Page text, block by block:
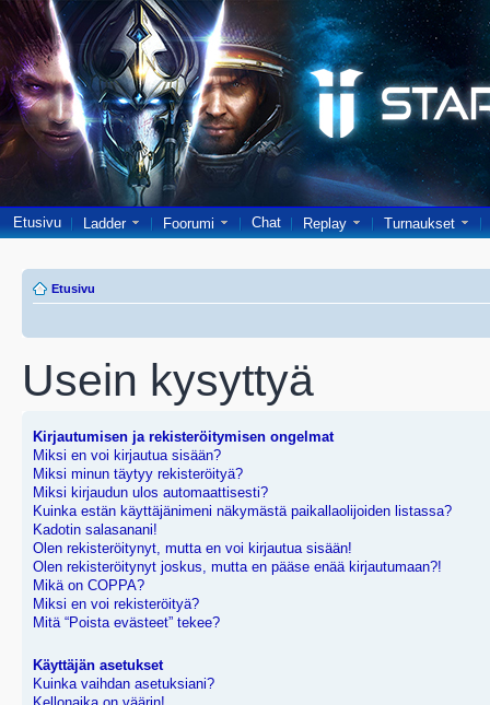
Etusivu Ladder Foorumi Chat Replay Turnaukset
Etusivu
Usein kysyttyä
Kirjautumisen ja rekisteröitymisen ongelmat
Miksi en voi kirjautua sisään?
Miksi minun täytyy rekisteröityä?
Miksi kirjaudun ulos automaattisesti?
Kuinka estän käyttäjänimeni näkymästä paikallaolijoiden listassa?
Kadotin salasanani!
Olen rekisteröitynyt, mutta en voi kirjautua sisään!
Olen rekisteröitynyt joskus, mutta en pääse enää kirjautumaan?!
Mikä on COPPA?
Miksi en voi rekisteröityä?
Mitä “Poista evästeet” tekee?
Käyttäjän asetukset
Kuinka vaihdan asetuksiani?